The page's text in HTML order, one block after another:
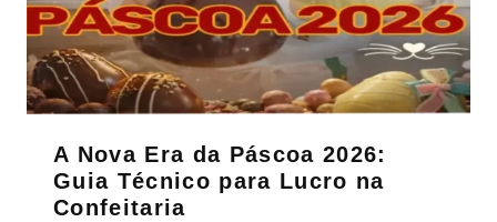
A Nova Era da Páscoa 2026:
Guia Técnico para Lucro na
Confeitaria